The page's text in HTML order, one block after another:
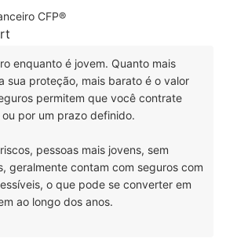
CFP®
enquanto é jovem. Quanto mais
sua proteção, mais barato é o valor
permitem que você contrate
por um prazo definido.
pessoas mais jovens, sem
geralmente contam com seguros com
o que pode se converter em
ao longo dos anos.